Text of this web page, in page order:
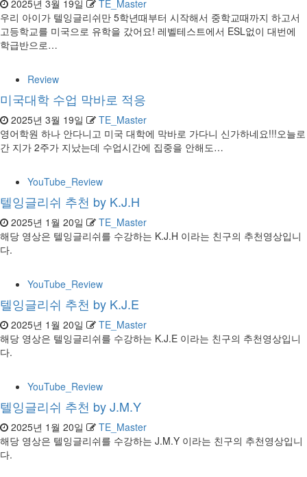
2025년 3월 19일
TE_Master
우리 아이가 텔잉글리쉬만 5학년때부터 시작해서 중학교때까지 하고서
고등학교를 미국으로 유학을 갔어요! 레벨테스트에서 ESL없이 대번에
학급반으로…
Review
미국대학 수업 막바로 적응
2025년 3월 19일
TE_Master
영어학원 하나 안다니고 미국 대학에 막바로 가다니 신가하네요!!!오늘로
간 지가 2주가 지났는데 수업시간에 집중을 안해도…
YouTube_Review
텔잉글리쉬 추천 by K.J.H
2025년 1월 20일
TE_Master
해당 영상은 텔잉글리쉬를 수강하는 K.J.H 이라는 친구의 추천영상입니
다.
YouTube_Review
텔잉글리쉬 추천 by K.J.E
2025년 1월 20일
TE_Master
해당 영상은 텔잉글리쉬를 수강하는 K.J.E 이라는 친구의 추천영상입니
다.
YouTube_Review
텔잉글리쉬 추천 by J.M.Y
2025년 1월 20일
TE_Master
해당 영상은 텔잉글리쉬를 수강하는 J.M.Y 이라는 친구의 추천영상입니
다.